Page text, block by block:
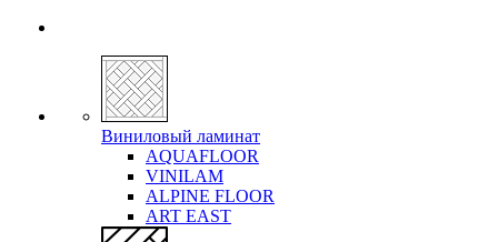
Виниловый ламинат
AQUAFLOOR
VINILAM
ALPINE FLOOR
ART EAST